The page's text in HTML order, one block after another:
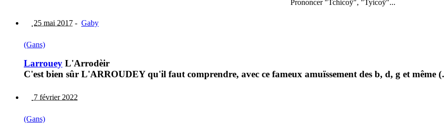
Prononcer "Tchicoÿ", "Tyicoÿ"...
25 mai 2017 - Gaby
(Gans)
Larrouey L'Arrodèir
C'est bien sûr L'ARROUDEY qu'il faut comprendre, avec ce fameux amuïssement des b, d, g et même
7 février 2022
(Gans)